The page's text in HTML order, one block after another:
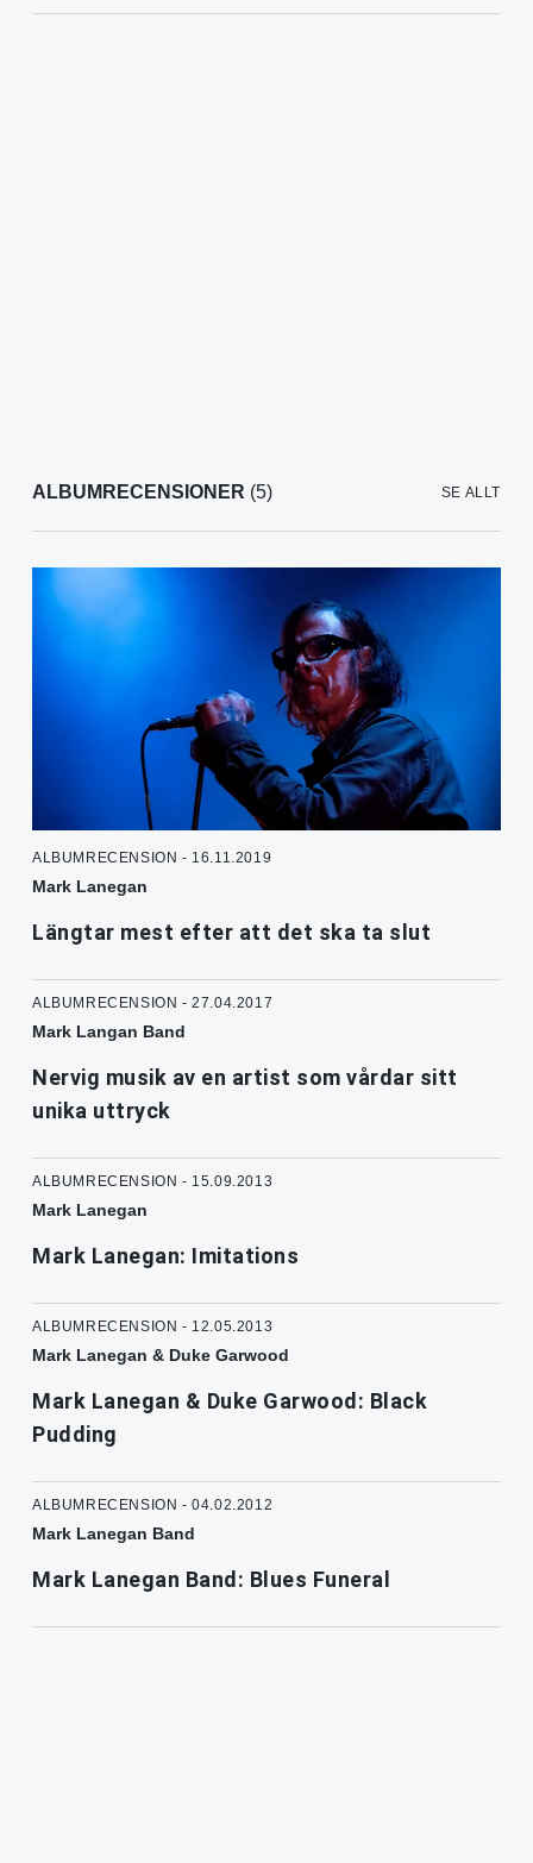
ALBUMRECENSIONER (5) SE ALLT
ALBUMRECENSION - 16.11.2019
Mark Lanegan
Längtar mest efter att det ska ta slut
ALBUMRECENSION - 27.04.2017
Mark Langan Band
Nervig musik av en artist som vårdar sitt
unika uttryck
ALBUMRECENSION - 15.09.2013
Mark Lanegan
Mark Lanegan: Imitations
ALBUMRECENSION - 12.05.2013
Mark Lanegan & Duke Garwood
Mark Lanegan & Duke Garwood: Black
Pudding
ALBUMRECENSION - 04.02.2012
Mark Lanegan Band
Mark Lanegan Band: Blues Funeral